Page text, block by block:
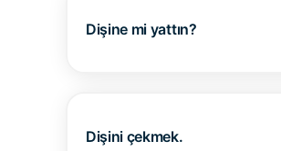
Dişine mi yattın?
Dişini çekmek.